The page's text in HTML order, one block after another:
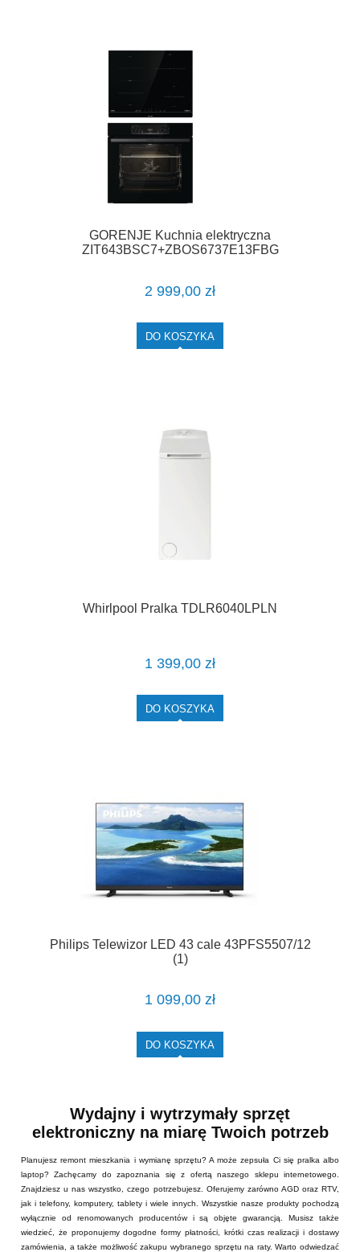
GORENJE Kuchnia elektryczna
ZIT643BSC7+ZBOS6737E13FBG
2 999,00 zł
DO KOSZYKA
Whirlpool Pralka TDLR6040LPLN
1 399,00 zł
DO KOSZYKA
Philips Telewizor LED 43 cale 43PFS5507/12
(1)
1 099,00 zł
DO KOSZYKA
Wydajny i wytrzymały sprzęt
elektroniczny na miarę Twoich potrzeb
Planujesz remont mieszkania i wymianę sprzętu? A może zepsuła Ci się pralka albo
laptop? Zachęcamy do zapoznania się z ofertą naszego sklepu internetowego.
Znajdziesz u nas wszystko, czego potrzebujesz. Oferujemy zarówno AGD oraz RTV,
jak i telefony, komputery, tablety i wiele innych. Wszystkie nasze produkty pochodzą
wyłącznie od renomowanych producentów i są objęte gwarancją. Musisz także
wiedzieć, że proponujemy dogodne formy płatności, krótki czas realizacji i dostawy
zamówienia, a także możliwość zakupu wybranego sprzętu na raty. Warto odwiedzać